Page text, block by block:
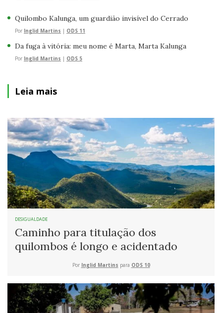
Quilombo Kalunga, um guardião invisível do Cerrado
Por Inglid Martins | ODS 11
Da fuga à vitória: meu nome é Marta, Marta Kalunga
Por Inglid Martins | ODS 5
Leia mais
DESIGUALDADE
Caminho para titulação dos
quilombos é longo e acidentado
Por Inglid Martins para ODS 10